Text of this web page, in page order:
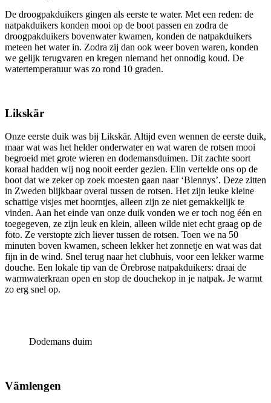
De droogpakduikers gingen als eerste te water. Met een reden: de
natpakduikers konden mooi op de boot passen en zodra de
droogpakduikers bovenwater kwamen, konden de natpakduikers
meteen het water in. Zodra zij dan ook weer boven waren, konden
we gelijk terugvaren en kregen niemand het onnodig koud. De
watertemperatuur was zo rond 10 graden.
Likskär
Onze eerste duik was bij Likskär. Altijd even wennen de eerste duik,
maar wat was het helder onderwater en wat waren de rotsen mooi
begroeid met grote wieren en dodemansduimen. Dit zachte soort
koraal hadden wij nog nooit eerder gezien. Elin vertelde ons op de
boot dat we zeker op zoek moesten gaan naar ‘Blennys’. Deze zitten
in Zweden blijkbaar overal tussen de rotsen. Het zijn leuke kleine
schattige visjes met hoorntjes, alleen zijn ze niet gemakkelijk te
vinden. Aan het einde van onze duik vonden we er toch nog één en
toegegeven, ze zijn leuk en klein, alleen wilde niet echt graag op de
foto. Ze verstopte zich liever tussen de rotsen. Toen we na 50
minuten boven kwamen, scheen lekker het zonnetje en wat was dat
fijn in de wind. Snel terug naar het clubhuis, voor een lekker warme
douche. Een lokale tip van de Örebrose natpakduikers: draai de
warmwaterkraan open en stop de douchekop in je natpak. Je warmt
zo erg snel op.
Dodemans duim
Vämlengen